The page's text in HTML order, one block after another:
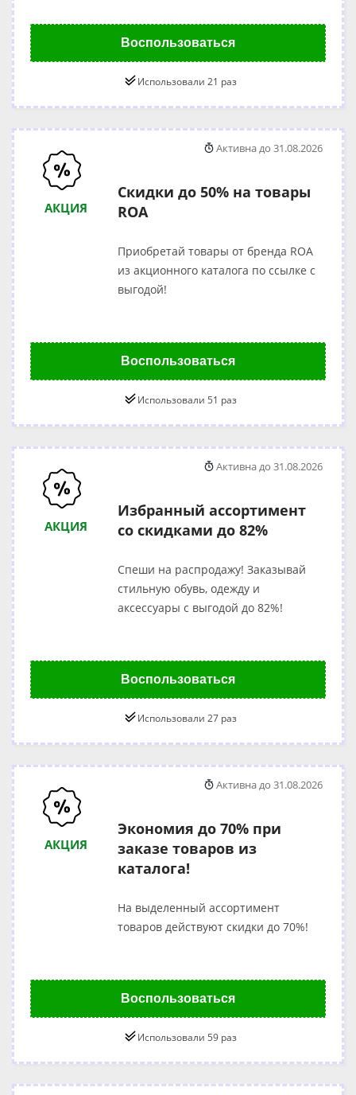
Воспользоваться
Использовали 21 раз
АКЦИЯ
Скидки до 50% на товары
ROA
Приобретай товары от бренда ROA
из акционного каталога по ссылке с
выгодой!
Активна до 31.08.2026
Воспользоваться
Использовали 51 раз
АКЦИЯ
Избранный ассортимент
со скидками до 82%
Спеши на распродажу! Заказывай
стильную обувь, одежду и
аксессуары с выгодой до 82%!
Активна до 31.08.2026
Воспользоваться
Использовали 27 раз
АКЦИЯ
Экономия до 70% при
заказе товаров из
каталога!
На выделенный ассортимент
товаров действуют скидки до 70%!
Активна до 31.08.2026
Воспользоваться
Использовали 59 раз